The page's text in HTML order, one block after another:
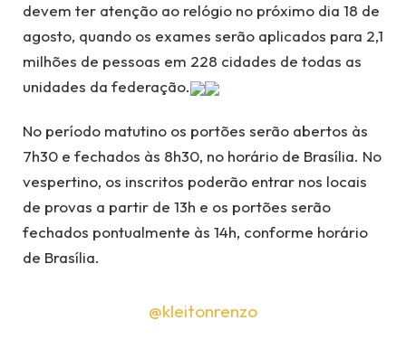
devem ter atenção ao relógio no próximo dia 18 de
agosto, quando os exames serão aplicados para 2,1
milhões de pessoas em 228 cidades de todas as
unidades da federação.
No período matutino os portões serão abertos às
7h30 e fechados às 8h30, no horário de Brasília. No
vespertino, os inscritos poderão entrar nos locais
de provas a partir de 13h e os portões serão
fechados pontualmente às 14h, conforme horário
de Brasília.
@kleitonrenzo